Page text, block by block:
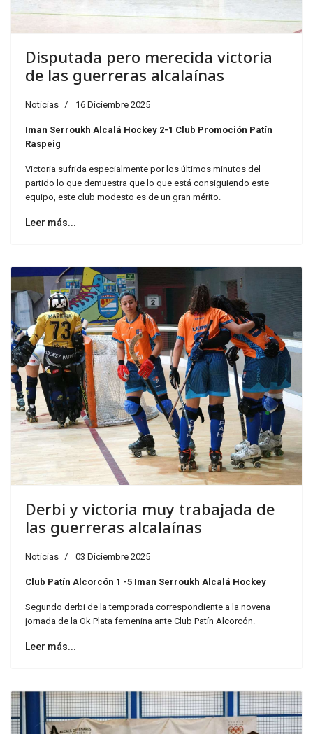
Disputada pero merecida victoria
de las guerreras alcalaínas
Noticias 16 Diciembre 2025
Iman Serroukh Alcalá Hockey 2-1 Club Promoción Patín
Raspeig
Victoria sufrida especialmente por los últimos minutos del
partido lo que demuestra que lo que está consiguiendo este
equipo, este club modesto es de un gran mérito.
Leer más...
Derbi y victoria muy trabajada de
las guerreras alcalaínas
Noticias 03 Diciembre 2025
Club Patín Alcorcón 1 -5 Iman Serroukh Alcalá Hockey
Segundo derbi de la temporada correspondiente a la novena
jornada de la Ok Plata femenina ante Club Patín Alcorcón.
Leer más...